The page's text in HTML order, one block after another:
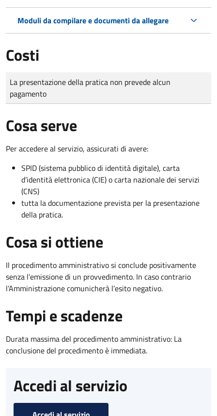
Moduli da compilare e documenti da allegare
Costi
Tipo di pagamento
Importo
La presentazione della pratica non prevede alcun
pagamento
Cosa serve
Per accedere al servizio, assicurati di avere:
SPID (sistema pubblico di identità digitale), carta
d’identità elettronica (CIE) o carta nazionale dei servizi
(CNS)
tutta la documentazione prevista per la presentazione
della pratica.
Cosa si ottiene
Il procedimento amministrativo si conclude positivamente
senza l’emissione di un provvedimento. In caso contrario
l’Amministrazione comunicherà l’esito negativo.
Tempi e scadenze
Durata massima del procedimento amministrativo: La
conclusione del procedimento è immediata.
Accedi al servizio